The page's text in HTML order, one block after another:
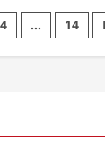
4 … 14